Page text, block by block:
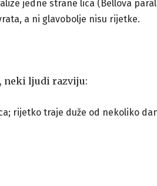
jedne strane lica (Bellova
a ni glavobolje nisu rijetke.
neki ljudi razviju:
rijetko traje duže od nekoliko